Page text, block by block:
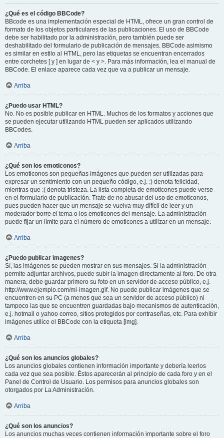
¿Qué es el código BBCode?
BBcode es una implementación especial de HTML, ofrece un gran control de
formato de los objetos particulares de las publicaciones. El uso de BBCode
debe ser habilitado por la administración, pero también puede ser
deshabilitado del formulario de publicación de mensajes. BBCode asimismo
es similar en estilo al HTML, pero las etiquetas se encuentran encerrados
entre corchetes [ y ] en lugar de < y >. Para más información, lea el manual de
BBCode. El enlace aparece cada vez que va a publicar un mensaje.
Arriba
¿Puedo usar HTML?
No. No es posible publicar en HTML. Muchos de los formatos y acciones que
se pueden ejecutar utilizando HTML pueden ser aplicados utilizando
BBCodes.
Arriba
¿Qué son los emoticonos?
Los emoticonos son pequeñas imágenes que pueden ser utilizadas para
expresar un sentimiento con un pequeño código, e.j. :) denota felicidad,
mientras que :( denota tristeza. La lista completa de emoticones puede verse
en el formulario de publicación. Trate de no abusar del uso de emoticonos,
pues pueden hacer que un mensaje se vuelva muy difícil de leer y un
moderador borre el tema o los emoticones del mensaje. La administración
puede fijar un límite para el número de emoticones a utilizar en un mensaje.
Arriba
¿Puedo publicar imagenes?
Sí, las imágenes se pueden mostrar en sus mensajes. Si la administración
permite adjuntar archivos, puede subir la imagen directamente al foro. De otra
manera, debe guardar primero su foto en un servidor de acceso público, e.j.
http://www.ejemplo.com/mi-imagen.gif. No puede publicar imágenes que se
encuentren en su PC (a menos que sea un servidor de acceso público) ni
tampoco las que se encuentren guardadas bajo mecanismos de autenticación,
e.j. hotmail o yahoo correo, sitios protegidos por contraseñas, etc. Para exhibir
imágenes utilice el BBCode con la etiqueta [img].
Arriba
¿Qué son los anuncios globales?
Los anuncios globales contienen información importante y debería leerlos
cada vez que sea posible. Éstos aparecerán al principio de cada foro y en el
Panel de Control de Usuario. Los permisos para anuncios globales son
otorgados por La Administración.
Arriba
¿Qué son los anuncios?
Los anuncios muchas veces contienen información importante sobre el foro